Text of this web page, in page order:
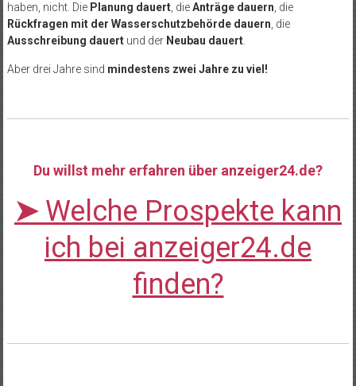
haben, nicht. Die Planung dauert, dieAnträge dauern, die
Rückfragen mit der Wasserschutzbehörde dauern, die
Ausschreibung dauertund der Neubau dauert.
Aber drei Jahre sind mindestens zwei Jahre zu viel!
Du willst mehr erfahren über anzeiger24.de?
➤ Welche Prospekte kann
ich bei anzeiger24.de
finden?